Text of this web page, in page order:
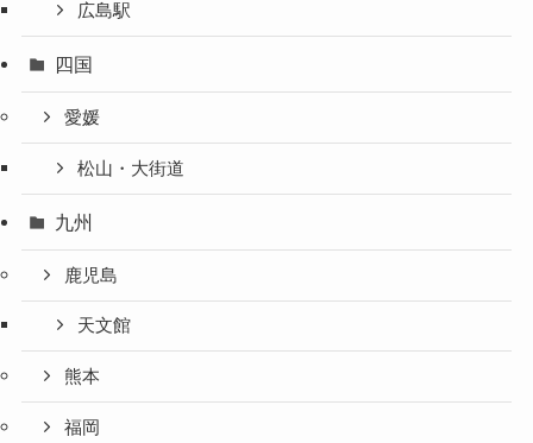
広島駅
四国
愛媛
松山・大街道
九州
鹿児島
天文館
熊本
福岡